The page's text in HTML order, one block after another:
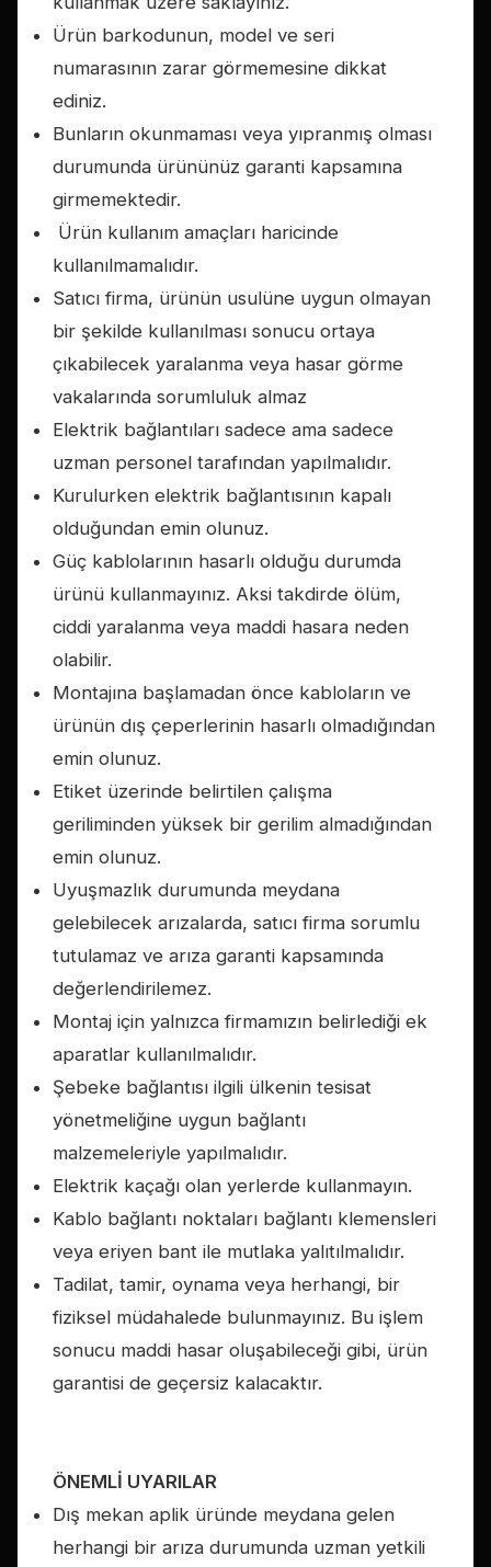
Ürün barkodunun, model ve seri
numarasının zarar görmemesine dikkat
ediniz.
Bunların okunmaması veya yıpranmış olması
durumunda ürününüz garanti kapsamına
girmemektedir.
Ürün kullanım amaçları haricinde
kullanılmamalıdır.
Satıcı firma, ürünün usulüne uygun olmayan
bir şekilde kullanılması sonucu ortaya
çıkabilecek yaralanma veya hasar görme
vakalarında sorumluluk almaz
Elektrik bağlantıları sadece ama sadece
uzman personel tarafından yapılmalıdır.
Kurulurken elektrik bağlantısının kapalı
olduğundan emin olunuz.
Güç kablolarının hasarlı olduğu durumda
ürünü kullanmayınız. Aksi takdirde ölüm,
ciddi yaralanma veya maddi hasara neden
olabilir.
Montajına başlamadan önce kabloların ve
ürünün dış çeperlerinin hasarlı olmadığından
emin olunuz.
Etiket üzerinde belirtilen çalışma
geriliminden yüksek bir gerilim almadığından
emin olunuz.
Uyuşmazlık durumunda meydana
gelebilecek arızalarda, satıcı firma sorumlu
tutulamaz ve arıza garanti kapsamında
değerlendirilemez.
Montaj için yalnızca firmamızın belirlediği ek
aparatlar kullanılmalıdır.
Şebeke bağlantısı ilgili ülkenin tesisat
yönetmeliğine uygun bağlantı
malzemeleriyle yapılmalıdır.
Elektrik kaçağı olan yerlerde kullanmayın.
Kablo bağlantı noktaları bağlantı klemensleri
veya eriyen bant ile mutlaka yalıtılmalıdır.
Tadilat, tamir, oynama veya herhangi, bir
fiziksel müdahalede bulunmayınız. Bu işlem
sonucu maddi hasar oluşabileceği gibi, ürün
garantisi de geçersiz kalacaktır.
ÖNEMLİ UYARILAR
Dış mekan aplik üründe meydana gelen
herhangi bir arıza durumunda uzman yetkili